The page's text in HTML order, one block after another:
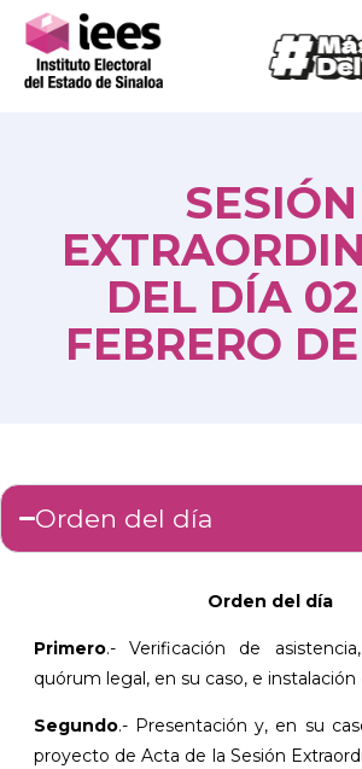
SESIÓN
DEL DÍA
FEBRERO
Orden del día
Orden del día
Primero.- Verificación de
quórum legal, en su caso, e instalación
Segundo.- Presentación y, en su
proyecto de Acta de la Sesión